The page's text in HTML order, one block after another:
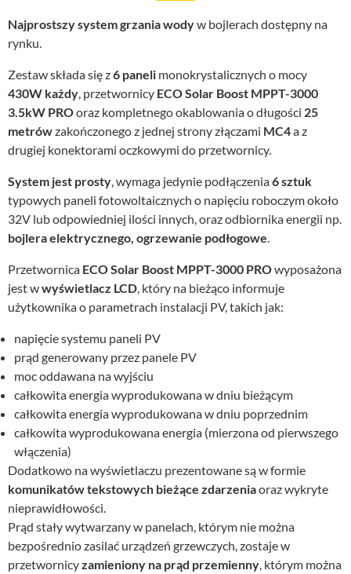
Najprostszy system grzania wodyw bojlerach dostępny na
rynku.
Zestaw składa się z6 paneli monokrystalicznych o mocy
430W każdy , przetwornicy ECO Solar Boost MPPT-3000
3.5kW PROoraz kompletnego okablowania o długości 25
metrówzakończonego z jednej strony złączami MC4a z
drugiej konektorami oczkowymi do przetwornicy.
System jest prosty , wymaga jedynie podłączenia6 sztuk
typowych paneli fotowoltaicznych o napięciu roboczym około
32V lub odpowiedniej ilości innych, oraz odbiornika energii np.
bojlera elektrycznego, ogrzewanie podłogowe
Przetwornica ECO Solar Boost MPPT-3000 PROwyposażona
jest wwyświetlacz LCD , który na bieżąco informuje
użytkownika o parametrach instalacji PV, takich jak:
napięcie systemu paneli PV
prąd generowany przez panele PV
moc oddawana na wyjściu
całkowita energia wyprodukowana w dniu bieżącym
całkowita energia wyprodukowana w dniu poprzednim
całkowita wyprodukowana energia (mierzona od pierwszego
włączenia)
Dodatkowo na wyświetlaczu prezentowane są w formie
komunikatów tekstowych bieżące zdarzeniaoraz wykryte
nieprawidłowości.
Prąd stały wytwarzany w panelach, którym nie można
bezpośrednio zasilać urządzeń grzewczych, zostaje w
przetwornicyzamieniony na prąd przemienny , którym można